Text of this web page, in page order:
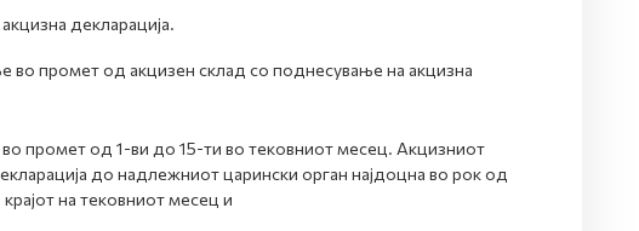
декларација.
во промет од акцизен склад со поднесување на акцизна
промет од 1-ви до 15-ти во тековниот месец. Акцизниот
до надлежниот царински орган најдоцна во рок од
на тековниот месец и